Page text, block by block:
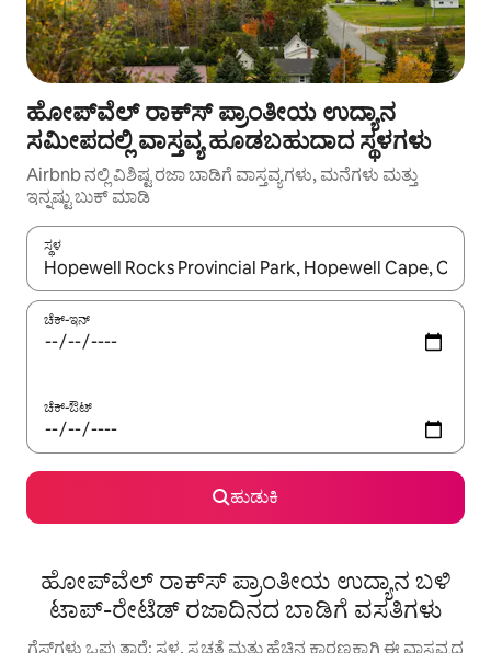
ಹೋಪ್‌ವೆಲ್ ರಾಕ್‌ಸ್ ಪ್ರಾಂತೀಯ ಉದ್ಯಾನ
ಸಮೀಪದಲ್ಲಿ ವಾಸ್ತವ್ಯ ಹೂಡಬಹುದಾದ ಸ್ಥಳಗಳು
Airbnb ನಲ್ಲಿ ವಿಶಿಷ್ಟ ರಜಾ ಬಾಡಿಗೆ ವಾಸ್ತವ್ಯಗಳು, ಮನೆಗಳು ಮತ್ತು
ಇನ್ನಷ್ಟು ಬುಕ್ ಮಾಡಿ
ಸ್ಥಳ
ಫಲಿತಾಂಶಗಳು ಲಭ್ಯವಿರುವಾಗ, ಅಪ್ ಮತ್ತು ಡೌನ್ ಬಾಣದ ಕೀಲಿಗಳೊಂದಿಗೆ
ಚೆಕ್-ಇನ್
ಚೆಕ್-ಔಟ್
ಹುಡುಕಿ
ಹೋಪ್‌ವೆಲ್ ರಾಕ್‌ಸ್ ಪ್ರಾಂತೀಯ ಉದ್ಯಾನ ಬಳಿ
ಟಾಪ್-ರೇಟೆಡ್ ರಜಾದಿನದ ಬಾಡಿಗೆ ವಸತಿಗಳು
ಗೆಸ್ಟ್‌ಗಳು ಒಪ್ಪುತ್ತಾರೆ: ಸ್ಥಳ, ಸ್ವಚ್ಛತೆ ಮತ್ತು ಹೆಚ್ಚಿನ ಕಾರಣಕ್ಕಾಗಿ ಈ ವಾಸ್ತವ್ಯದ